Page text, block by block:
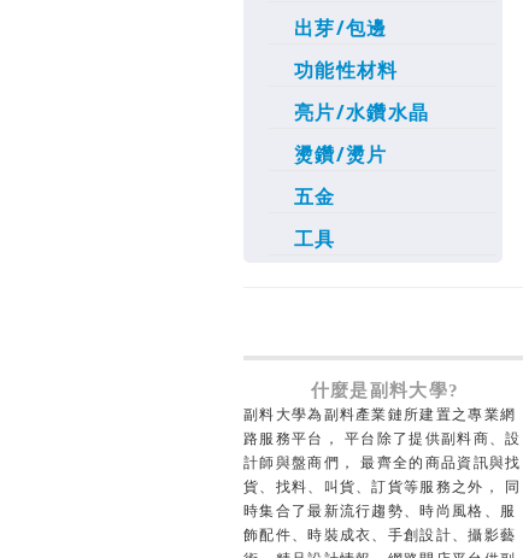
出芽/包邊
功能性材料
亮片/水鑽水晶
燙鑽/燙片
五金
工具
什麼是副料大學?
副料大學為副料產業鏈所建置之專業網
路服務平台， 平台除了提供副料商、設
計師與盤商們， 最齊全的商品資訊與找
貨、找料、叫貨、訂貨等服務之外， 同
時集合了最新流行趨勢、時尚風格、服
飾配件、時裝成衣、手創設計、攝影藝